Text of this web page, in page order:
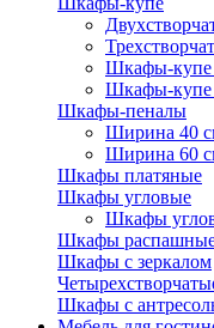
Шкафы-купе
Шкафы-купе
Шкафы-пеналы
Ширина 40
Ширина 60
Шкафы платяные
Шкафы угловые
Шкафы
Шкафы
Шкафы с зеркалом
Шкафы с